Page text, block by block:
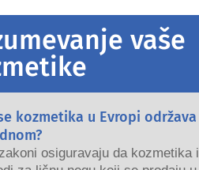
vaše
kozmetika u Evropi održava
osiguravaju da kozmetika i